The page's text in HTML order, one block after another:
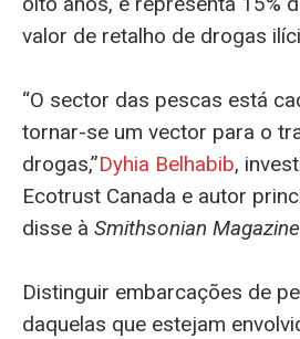
valor de retalho de drogas
“O sector das pescas está
tornar-se um vector para o
drogas,”Dyhia Belhabib,
Ecotrust Canada e autor
disse à Smithsonian Magazine
Distinguir embarcações de
daquelas que estejam